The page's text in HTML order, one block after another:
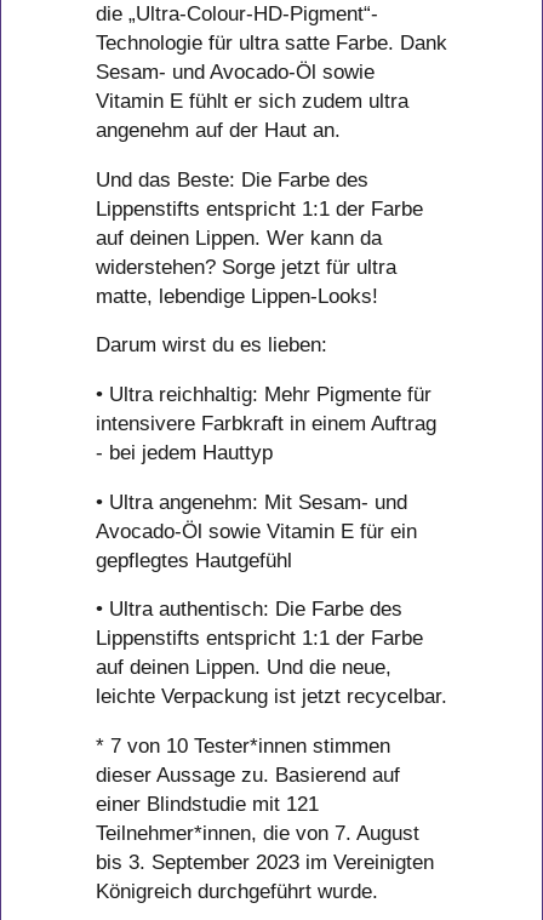
die „Ultra-Colour-HD-Pigment“-
Technologie für ultra satte Farbe. Dank
Sesam- und Avocado-Öl sowie
Vitamin E fühlt er sich zudem ultra
angenehm auf der Haut an.
Und das Beste: Die Farbe des
Lippenstifts entspricht 1:1 der Farbe
auf deinen Lippen. Wer kann da
widerstehen? Sorge jetzt für ultra
matte, lebendige Lippen-Looks!
Darum wirst du es lieben:
• Ultra reichhaltig: Mehr Pigmente für
intensivere Farbkraft in einem Auftrag
- bei jedem Hauttyp
• Ultra angenehm: Mit Sesam- und
Avocado-Öl sowie Vitamin E für ein
gepflegtes Hautgefühl
• Ultra authentisch: Die Farbe des
Lippenstifts entspricht 1:1 der Farbe
auf deinen Lippen. Und die neue,
leichte Verpackung ist jetzt recycelbar.
* 7 von 10 Tester*innen stimmen
dieser Aussage zu. Basierend auf
einer Blindstudie mit 121
Teilnehmer*innen, die von 7. August
bis 3. September 2023 im Vereinigten
Königreich durchgeführt wurde.